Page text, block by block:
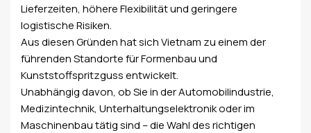
Lieferzeiten, höhere Flexibilität und geringere
logistische Risiken.
Aus diesen Gründen hat sich Vietnam zu einem der
führenden Standorte für Formenbau und
Kunststoffspritzguss entwickelt.
Unabhängig davon, ob Sie in der Automobilindustrie,
Medizintechnik, Unterhaltungselektronik oder im
Maschinenbau tätig sind – die Wahl des richtigen